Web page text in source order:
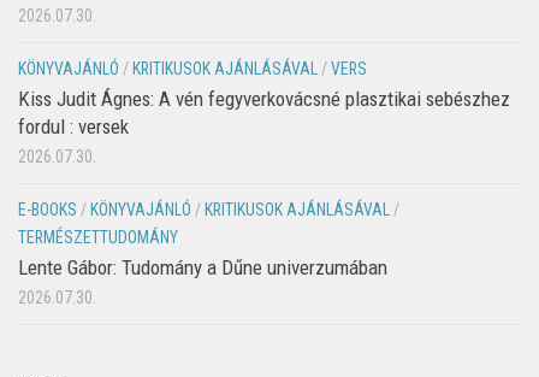
2026.07.30.
KÖNYVAJÁNLÓ / KRITIKUSOK AJÁNLÁSÁVAL/VERS
Kiss Judit Ágnes: A vén fegyverkovácsné plasztikai sebészhez
fordul : versek
2026.07.30.
E-BOOKS / KÖNYVAJÁNLÓ / KRITIKUSOK AJÁNLÁSÁVAL/
TERMÉSZETTUDOMÁNY
Lente Gábor: Tudomány a Dűne univerzumában
2026.07.30.